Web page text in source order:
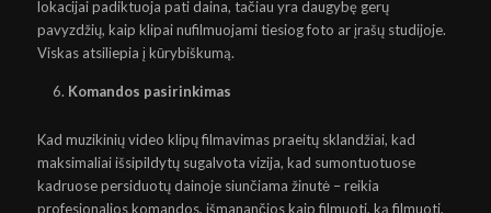
lokacijai padiktuoja pati daina, tačiau yra daugybę gerų
pavyzdžių, kaip klipai nufilmuojami tiesiog foto ar įrašų studijoje.
Viskas atsiliepia į kūrybiškumą.
Komandos pasirinkimas
Kad muzikinių video klipų filmavimas praeitų sklandžiai, kad
maksimaliai išsipildytų sugalvota vizija, kad sumontuotuose
kadruose persiduotų dainoje siunčiama žinutė – reikia
profesionalios komandos, išmanančios kaip filmuoti, ką filmuoti,